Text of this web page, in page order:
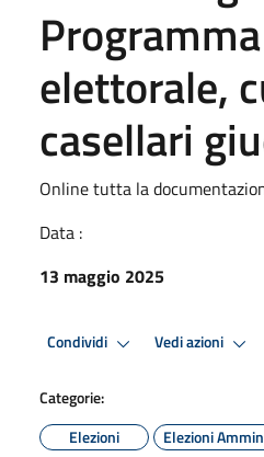
Programma
elettorale,
casellari
Online tutta la
Data :
13 maggio 2025
Condividi Vedi azioni
Categorie:
Elezioni
Elezioni